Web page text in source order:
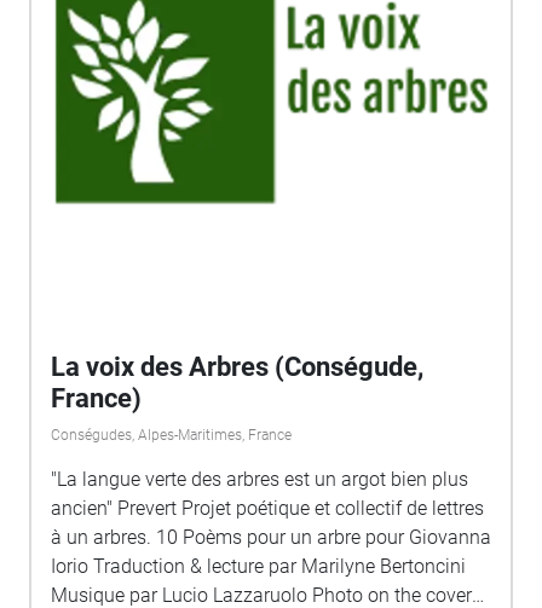
La voix des Arbres (Conségude,
France)
Conségudes, Alpes-Maritimes, France
"La langue verte des arbres est un argot bien plus
ancien" Prevert Projet poétique et collectif de lettres
à un arbres. 10 Poèms pour un arbre pour Giovanna
Iorio Traduction & lecture par Marilyne Bertoncini
Musique par Lucio Lazzaruolo Photo on the cover